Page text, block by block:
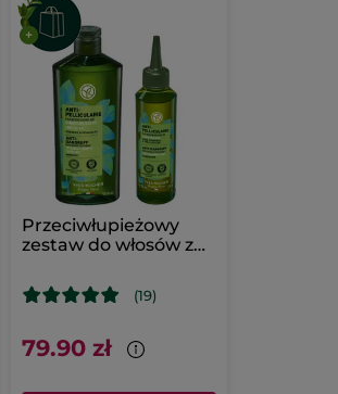
Przeciwłupieżowy
zestaw do włosów z
(19)
79.90 zł